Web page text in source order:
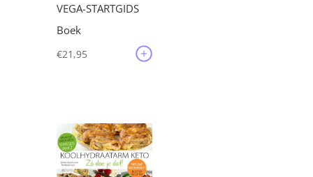
VEGA-STARTGIDS
Boek
€21,95